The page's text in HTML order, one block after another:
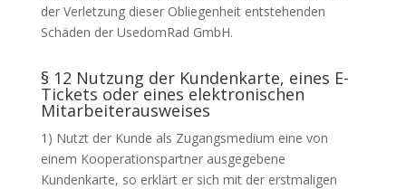
der Verletzung dieser Obliegenheit entstehenden
Schäden der UsedomRad GmbH.
§ 12 Nutzung der Kundenkarte, eines E-
Tickets oder eines elektronischen
Mitarbeiterausweises
1) Nutzt der Kunde als Zugangsmedium eine von
einem Kooperationspartner ausgegebene
Kundenkarte, so erklärt er sich mit der erstmaligen